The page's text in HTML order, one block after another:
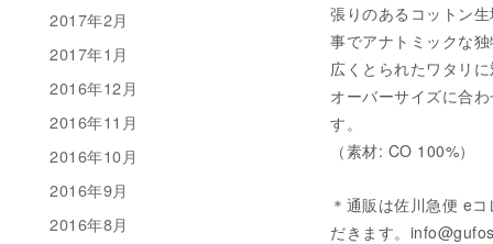
張りのあるコットン
事でアナトミックな
広くとられたワタリ
オーバーサイズに合
す。
（素材: CO 100%）
＊通販は佐川急便 e
だきます。
2017年2月
2017年1月
2016年12月
2016年11月
2016年10月
2016年9月
2016年8月